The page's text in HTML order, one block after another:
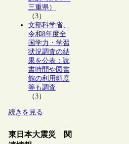
三重県）
（3）
文部科学省、
令和8年度全
国学力・学習
状況調査の結
果を公表：読
書時間や図書
館の利用頻度
等も調査
（3）
続きを見る
東日本大震災 関